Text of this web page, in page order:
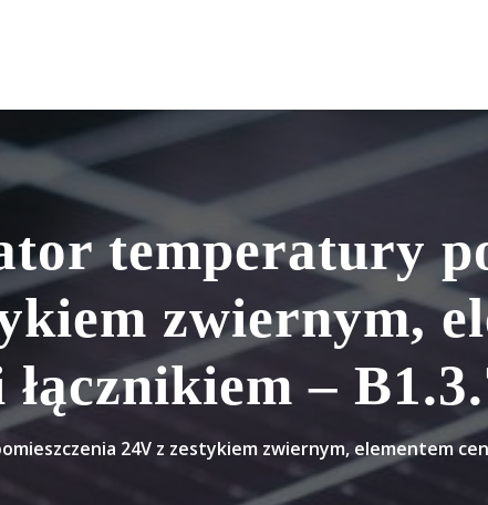
temperatury
zwiernym,
–
24V z zestykiem zwiernym, elementem